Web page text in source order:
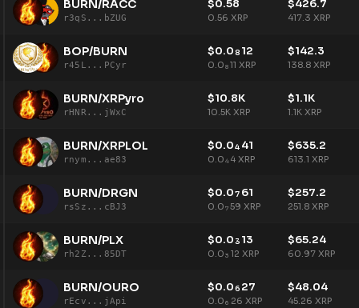
BURN/RACC
r3qS...bZUG
$0.58
0.56 XRP
$426.7
417.3 XRP
BOP/BURN
r45L...PCyr
$0.08 12
0.0 8 11 XRP
$142.3
138.8 XRP
BURN/XRPyro
rHNR...jWxC
$10.8K
10.5K XRP
$1.1K
1.1K XRP
BURN/XRPLOL
rnym...ae83
$0.04 41
0.0 4 4 XRP
$635.2
613.1 XRP
BURN/DRGN
rsSz...cBJ3
$0.07 61
0.0 7 59 XRP
$257.2
251.8 XRP
BURN/PLX
rh2Z...85DT
$0.03 13
0.0 3 12 XRP
$65.24
60.97 XRP
BURN/OURO
rEcv...jApi
$0.06 27
0.0 6 26 XRP
$48.04
45.26 XRP